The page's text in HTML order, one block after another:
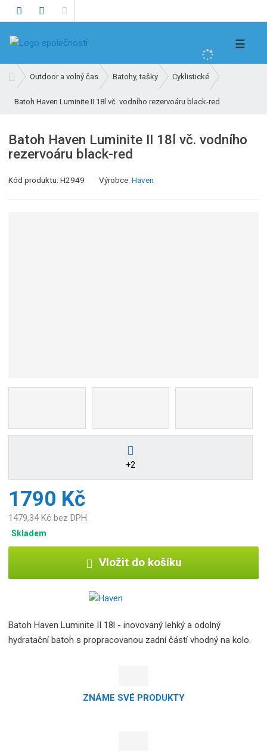
e
☰
v
o
í
s
r
Outdoor a volný čas Batohy, tašky Cyklistické
Batoh Haven Luminite II 18l vč. vodního rezervoáru black-red
Batoh Haven Luminite II 18l vč. vodního
rezervoáru black-red
Kód produktu:H2949 Výrobce:Haven
+2
1790 Kč
1479,34 Kč bez DPH
Skladem
Vložit do košíku
Batoh Haven Luminite II 18l - inovovaný lehký a odolný
hydratační batoh s propracovanou zadní částí vhodný na kolo.
ZNÁME SVÉ PRODUKTY